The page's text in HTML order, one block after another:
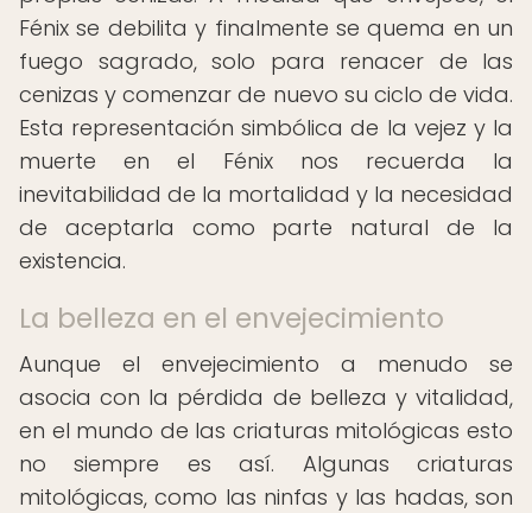
Fénix se debilita y finalmente se quema en un
fuego sagrado, solo para renacer de las
cenizas y comenzar de nuevo su ciclo de vida.
Esta representación simbólica de la vejez y la
muerte en el Fénix nos recuerda la
inevitabilidad de la mortalidad y la necesidad
de aceptarla como parte natural de la
existencia.
La belleza en el envejecimiento
Aunque el envejecimiento a menudo se
asocia con la pérdida de belleza y vitalidad,
en el mundo de las criaturas mitológicas esto
no siempre es así. Algunas criaturas
mitológicas, como las ninfas y las hadas, son